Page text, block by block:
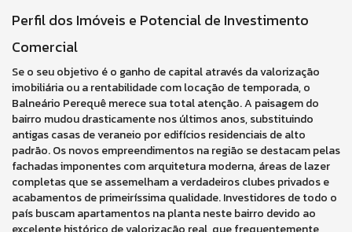
Perfil dos Imóveis e Potencial de Investimento
Comercial
Se o seu objetivo é o ganho de capital através da valorização
imobiliária ou a rentabilidade com locação de temporada, o
Balneário Perequê merece sua total atenção. A paisagem do
bairro mudou drasticamente nos últimos anos, substituindo
antigas casas de veraneio por edifícios residenciais de alto
padrão. Os novos empreendimentos na região se destacam pelas
fachadas imponentes com arquitetura moderna, áreas de lazer
completas que se assemelham a verdadeiros clubes privados e
acabamentos de primeiríssima qualidade. Investidores de todo o
país buscam apartamentos na planta neste bairro devido ao